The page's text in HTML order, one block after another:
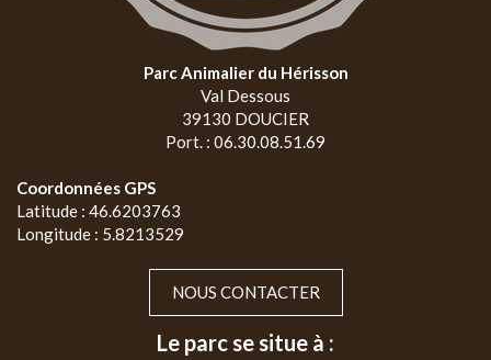
Parc Animalier du Hérisson
Val Dessous
39130 DOUCIER
Port. : 06.30.08.51.69
Coordonnées GPS
Latitude : 46.6203763
Longitude : 5.8213529
NOUS CONTACTER
Le parc se situe à :